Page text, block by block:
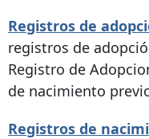
Registros de
registros de
Registro de
de nacimiento
Registros de